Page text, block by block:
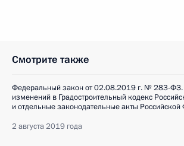
Смотрите также
Федеральный закон от 02.08.2019 г. № 283-ФЗ.
изменений в Градостроительный кодекс
и отдельные законодательные акты
2 августа 2019 года